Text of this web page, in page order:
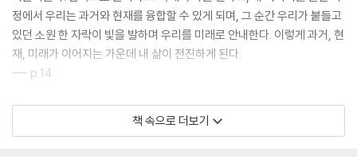
정에서 우리는 과거와 현재를 융합할 수 있게 되며, 그 순간 우리가 붙들고
있던 소원 한 자락이 빛을 발하며 우리를 미래로 안내한다. 이렇게 과거, 현
재, 미래가 이어지는 가운데 내 삶이 전진하게 된다.
--- p.14
힘들어 보이는 사람이 다가오면 나는 무장이 해제되곤 한다. 도와야겠다는
생각뿐, 그 이외에 다른 계산이나 판단은 하지 않는다. 그리고 늘 내 능력
책 속으로 더보기